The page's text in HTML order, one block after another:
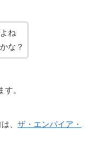
ね
な？
。
、 ザ・エンパイア・